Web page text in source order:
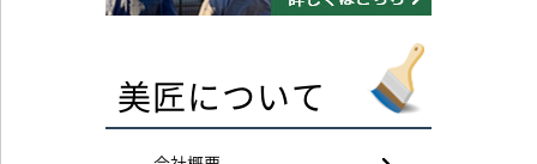
美匠について